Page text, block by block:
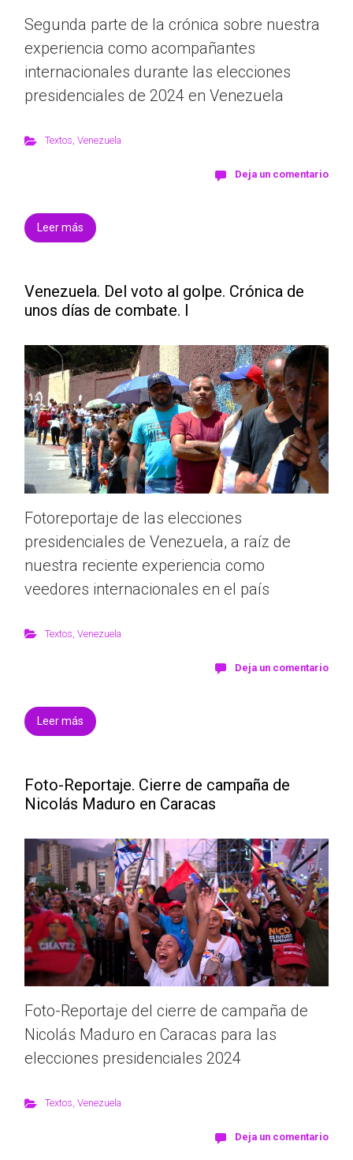
Segunda parte de la crónica sobre nuestra
experiencia como acompañantes
internacionales durante las elecciones
presidenciales de 2024 en Venezuela
Textos, Venezuela
Deja un comentario
Leer más
Venezuela. Del voto al golpe. Crónica de
unos días de combate. I
Fotoreportaje de las elecciones
presidenciales de Venezuela, a raíz de
nuestra reciente experiencia como
veedores internacionales en el país
Textos Venezuela
Deja un comentario
Leer más
Foto-Reportaje. Cierre de campaña de
Nicolás Maduro en Caracas
Foto-Reportaje del cierre de campaña de
Nicolás Maduro en Caracas para las
elecciones presidenciales 2024
Textos Venezuela
Deja un comentario